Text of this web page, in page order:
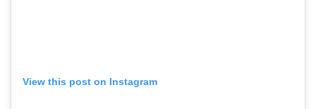
View this post on Instagram